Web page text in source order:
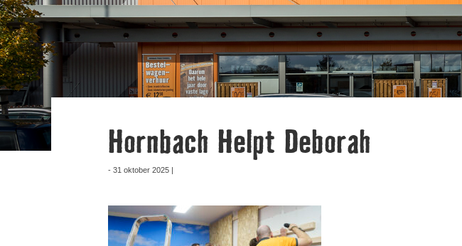
Hornbach Helpt Deborah
- 31 oktober 2025 |